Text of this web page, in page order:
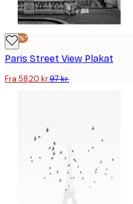
-40%*
Paris Street View Plakat
Fra 58,20 kr.97 kr.